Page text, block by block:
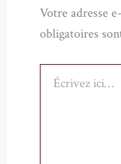
Votre adresse
obligatoires
ici…